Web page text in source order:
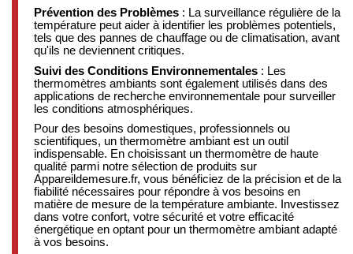
Prévention des Problèmes : La surveillance régulière de la
température peut aider à identifier les problèmes potentiels,
tels que des pannes de chauffage ou de climatisation, avant
qu'ils ne deviennent critiques.
Suivi des Conditions Environnementales : Les
thermomètres ambiants sont également utilisés dans des
applications de recherche environnementale pour surveiller
les conditions atmosphériques.
Pour des besoins domestiques, professionnels ou
scientifiques, un thermomètre ambiant est un outil
indispensable. En choisissant un thermomètre de haute
qualité parmi notre sélection de produits sur
Appareildemesure.fr, vous bénéficiez de la précision et de la
fiabilité nécessaires pour répondre à vos besoins en
matière de mesure de la température ambiante. Investissez
dans votre confort, votre sécurité et votre efficacité
énergétique en optant pour un thermomètre ambiant adapté
à vos besoins.